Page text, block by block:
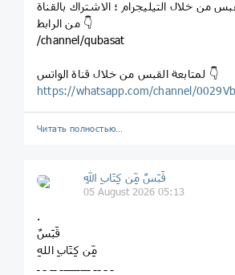
من خلال التيليجرام ؛ الاشتراك بالقناة
من الرابط 👇
/channel/qubasat
لمتابعة القبس من خلال قناة الواتس 👇
https://whatsapp.com/channel/
Читать полностью…
قَبَسٌ مِّن كِتَابِ اللهِ
05 August 2026 05:13
.
قَبَسٌ
مِّن كِتَابِ اللهِ